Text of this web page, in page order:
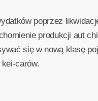
poprzez
produkcji aut
się w nową klasę
carów.